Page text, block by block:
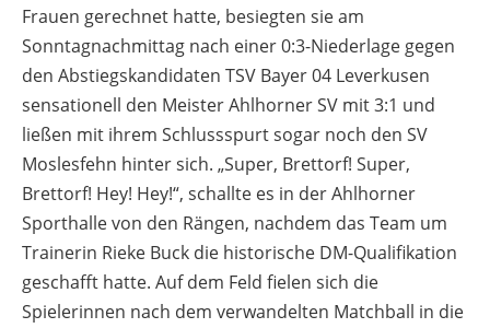
Frauen gerechnet hatte, besiegten sie am
Sonntagnachmittag nach einer 0:3-Niederlage gegen
den Abstiegskandidaten TSV Bayer 04 Leverkusen
sensationell den Meister Ahlhorner SV mit 3:1 und
ließen mit ihrem Schlussspurt sogar noch den SV
Moslesfehn hinter sich. „Super, Brettorf! Super,
Brettorf! Hey! Hey!“, schallte es in der Ahlhorner
Sporthalle von den Rängen, nachdem das Team um
Trainerin Rieke Buck die historische DM-Qualifikation
geschafft hatte. Auf dem Feld fielen sich die
Spielerinnen nach dem verwandelten Matchball in die